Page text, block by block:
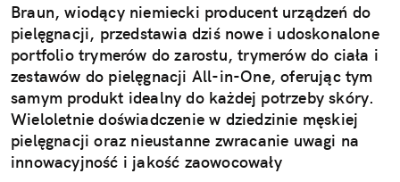
Braun, wiodący niemiecki producent urządzeń do
pielęgnacji, przedstawia dziś nowe i udoskonalone
portfolio trymerów do zarostu, trymerów do ciała i
zestawów do pielęgnacji All-in-One, oferując tym
samym produkt idealny do każdej potrzeby skóry.
Wieloletnie doświadczenie w dziedzinie męskiej
pielęgnacji oraz nieustanne zwracanie uwagi na
innowacyjność i jakość zaowocowały